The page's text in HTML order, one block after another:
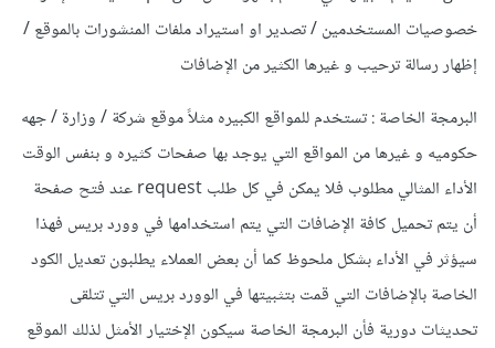
خصوصيات المستخدمين / تصدير او استيراد ملفات المنشورات بالموقع /
إظهار رسالة ترحيب و غيرها الكثير من الإضافات
البرمجة الخاصة : تستخدم للمواقع الكبيره مثلاً موقع شركة / وزارة / جهه
حكوميه و غيرها من المواقع التي يوجد بها صفحات كثيره و بنفس الوقت
الأداء المثالي مطلوب فلا يمكن في كل طلب request عند فتح صفحة
أن يتم تحميل كافة الإضافات التي يتم استخدامها في وورد بريس فهذا
سيؤثر في الأداء بشكل ملحوظ كما أن بعض العملاء يطلبون تعديل الكود
الخاصة بالإضافات التي قمت بتثبيتها في الوورد بريس التي تتلقى
تحديثات دورية فأن البرمجة الخاصة سيكون الإختيار الأمثل لذلك الموقع